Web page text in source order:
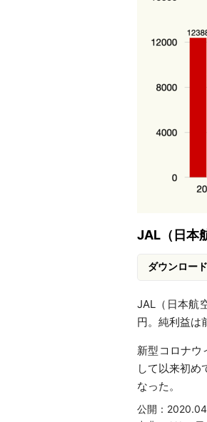
JAL（日本
ダウンロー
JAL（日本航
円。純利益は
新型コロナウ
して以来初め
なった。
公開：